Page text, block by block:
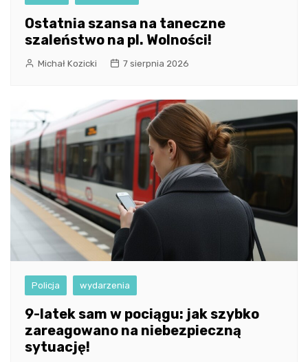
Ostatnia szansa na taneczne
szaleństwo na pl. Wolności!
Michał Kozicki 7 sierpnia 2026
Policja wydarzenia
9-latek sam w pociągu: jak szybko
zareagowano na niebezpieczną
sytuację!